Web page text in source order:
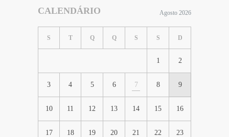
CALENDÁRIO Agosto 2026
S T Q Q S S D
1 2
3 4 5 6 7 8 9
10 11 12 13 14 15 16
17 18 19 20 21 22 23